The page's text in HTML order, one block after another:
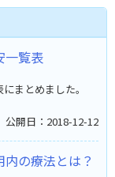
一覧表
まとめました。
公開日：2018-12-12
の療法とは？